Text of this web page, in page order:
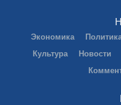
Экономика
Культура
Новости